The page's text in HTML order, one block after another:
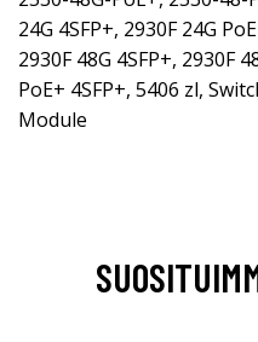
24G 4SFP+, 2930F 24G
2930F 48G 4SFP+, 2930F
PoE+ 4SFP+, 5406 zl,
Module